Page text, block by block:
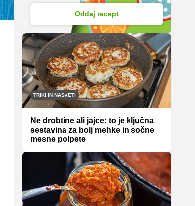
Oddaj recept
TRIKI IN NASVETI
Ne drobtine ali jajce: to je ključna
sestavina za bolj mehke in sočne
mesne polpete